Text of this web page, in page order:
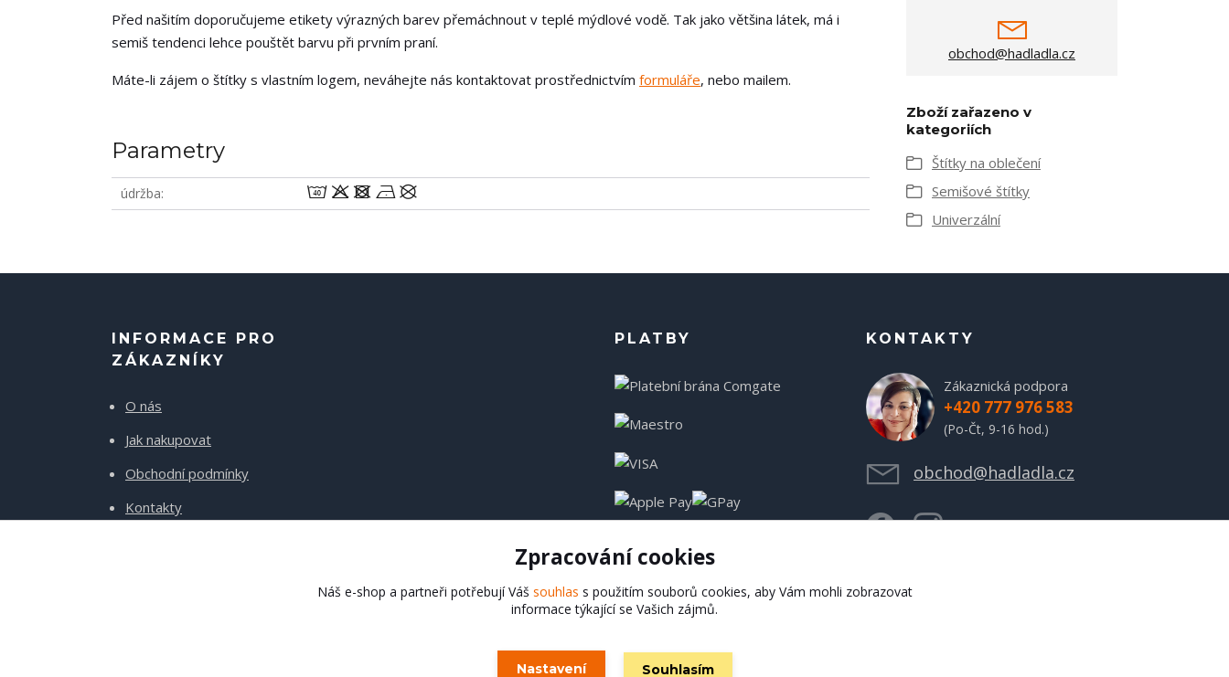
Před našitím doporučujeme etikety výrazných barev přemáchnout v teplé mýdlové vodě. Tak jako většina látek, má i
semiš tendenci lehce pouštět barvu při prvním praní.
Máte-li zájem o štítky s vlastním logem, neváhejte nás kontaktovat prostřednictvím formuláře, nebo mailem.
Parametry
údržba 8odnU
obchod@hadladla.cz
Zboží zařazeno v
kategoriích
Štítky na oblečení
Semišové štítky
Univerzální
INFORMACE PRO
ZÁKAZNÍKY
O nás
Jak nakupovat
Obchodní podmínky
Kontakty
PLATBY KONTAKTY
Zákaznická podpora
+420 777 976 583
(Po-Čt, 9-16 hod.)
obchod@hadladla.cz
Hadladla.cz
Zpracování cookies
Náš e-shop a partneři potřebují Váš souhlas s použitím souborů cookies, aby Vám mohli zobrazovat
informace týkající se Vašich zájmů.
Nastavení Souhlasím